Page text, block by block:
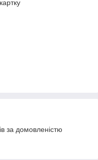
за домовленістю